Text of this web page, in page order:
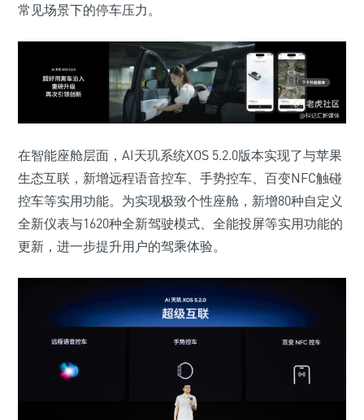
常见场景下的停车压力。
在智能座舱层面，AI天玑系统XOS 5.2.0版本实现了与苹果
生态互联，新增远程语音控车、手势控车、百变NFC触碰
控车等实用功能。为实现极致个性座舱，新增80种自定义
全新仪表与1620种全新驾驶模式、全能投屏等实用功能的
更新，进一步提升用户的驾乘体验。